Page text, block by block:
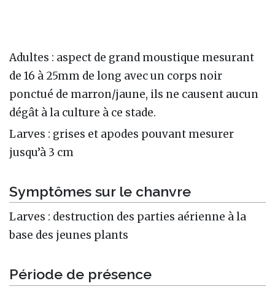
Adultes : aspect de grand moustique mesurant
de 16 à 25mm de long avec un corps noir
ponctué de marron/jaune, ils ne causent aucun
dégât à la culture à ce stade.
Larves : grises et apodes pouvant mesurer
jusqu’à 3 cm
Symptômes sur le chanvre
Larves : destruction des parties aérienne à la
base des jeunes plants
Période de présence